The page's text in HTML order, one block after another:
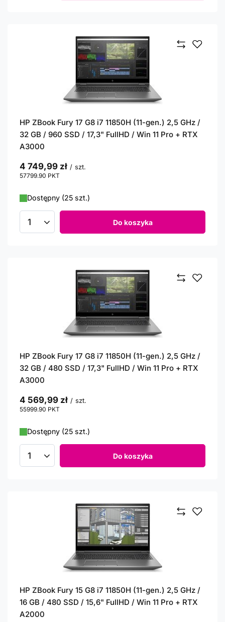
HP ZBook Fury 17 G8 i7 11850H (11-gen.) 2,5 GHz /
32 GB / 960 SSD / 17,3" FullHD / Win 11 Pro + RTX
A3000
4 749,99 zł / szt.
57799.90 PKT
Dostępny (25 szt.)
Ilość produktów Do koszyka
HP ZBook Fury 17 G8 i7 11850H (11-gen.) 2,5 GHz /
32 GB / 480 SSD / 17,3" FullHD / Win 11 Pro + RTX
A3000
4 569,99 zł / szt.
55999.90 PKT
Dostępny (25 szt.)
Ilość produktów Do koszyka
HP ZBook Fury 15 G8 i7 11850H (11-gen.) 2,5 GHz /
16 GB / 480 SSD / 15,6" FullHD / Win 11 Pro + RTX
A2000